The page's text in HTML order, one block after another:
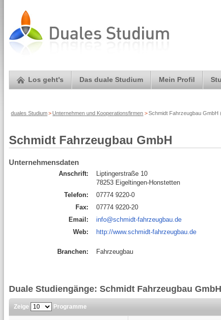
Los geht's Das duale Studium Mein Profil
duales Studium> Unternehmen und Kooperationsfirmen >Schmidt Fahrzeugbau GmbH
Schmidt Fahrzeugbau GmbH
Unternehmensdaten
Anschrift:
Liptingerstraße 10
78253 Eigeltingen-Honstetten
Telefon:
07774 9220-0
Fax:
07774 9220-20
Email:
info@schmidt-fahrzeugbau.de
Web:
http://www.schmidt-fahrzeugbau.de
Branchen: Fahrzeugbau
Duale Studiengänge: Schmidt Fahrzeugbau GmbH
Zeige Programme